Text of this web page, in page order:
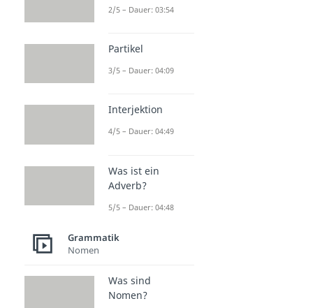
2/5 – Dauer: 03:54
Partikel
3/5 – Dauer: 04:09
Interjektion
4/5 – Dauer: 04:49
Was ist ein
Adverb?
5/5 – Dauer: 04:48
Grammatik
Nomen
Was sind
Nomen?